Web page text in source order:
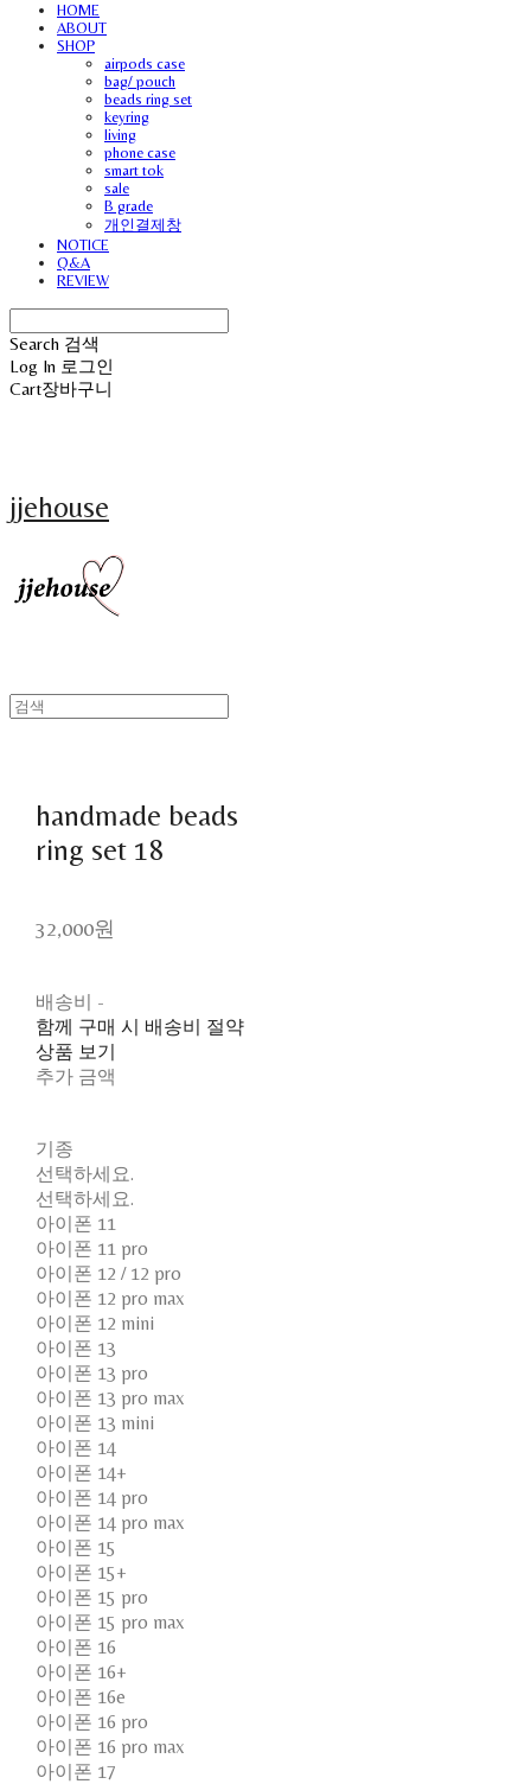
HOME
ABOUT
SHOP
airpods case
bag/ pouch
beads ring set
keyring
living
phone case
smart tok
sale
B grade
개인결제창
NOTICE
Q&A
REVIEW
Search 검색
Log In 로그인
Cart장바구니
jjehouse
handmade beads
ring set 18
32,000원
배송비 -
함께 구매 시 배송비 절약
상품 보기
추가 금액
기종
선택하세요.
선택하세요.
아이폰 11
아이폰 11 pro
아이폰 12 / 12 pro
아이폰 12 pro max
아이폰 12 mini
아이폰 13
아이폰 13 pro
아이폰 13 pro max
아이폰 13 mini
아이폰 14
아이폰 14+
아이폰 14 pro
아이폰 14 pro max
아이폰 15
아이폰 15+
아이폰 15 pro
아이폰 15 pro max
아이폰 16
아이폰 16+
아이폰 16e
아이폰 16 pro
아이폰 16 pro max
아이폰 17